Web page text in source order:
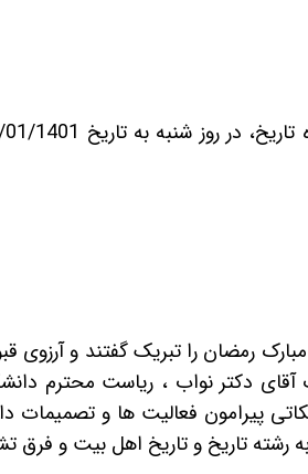
رمضان را تبریک گفتند و آرزوی
دکتر نواب ، ریاست محترم
پیرامون فعالیت ها و تصمیمات
تاریخ و تاریخ اهل بیت و فرق